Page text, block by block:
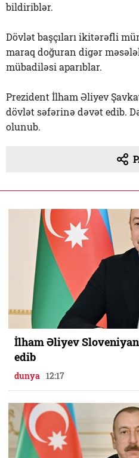
bildiriblər.
Dövlət başçıları ikitərəfli
maraq doğuran digər
mübadiləsi aparıblar.
Prezident İlham Əliyev
dövlət səfərinə dəvət edib.
olunub.
İlham Əliyev
edib
dunya 12:17